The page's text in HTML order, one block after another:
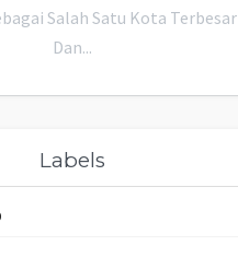
Salah Satu Kota Terbesar
Dan...
Labels